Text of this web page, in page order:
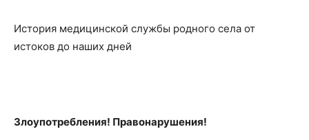
История медицинской службы родного села от
истоков до наших дней
Злоупотребления! Правонарушения!